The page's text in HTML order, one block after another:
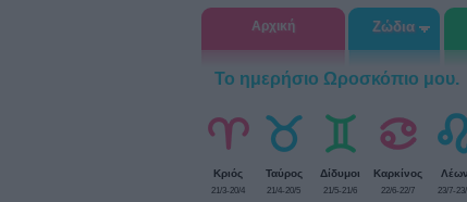
Αρχική Ζώδια
Το ημερήσιο Ωροσκόπιο μου.
Κριός
21/3-20/4
Ταύρος
21/4-20/5
Δίδυμοι
21/5-21/6
Καρκίνος
22/6-22/7
Λέων
23/7-23/